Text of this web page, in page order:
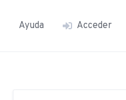
Ayuda Acceder